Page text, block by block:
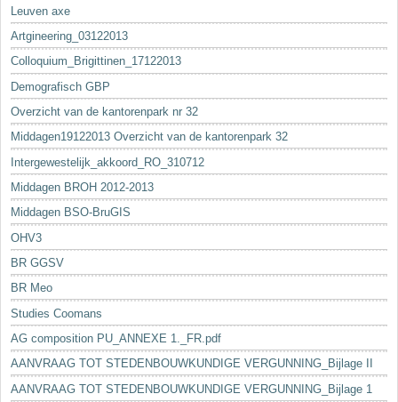
Leuven axe
Artgineering_03122013
Colloquium_Brigittinen_17122013
Demografisch GBP
Overzicht van de kantorenpark nr 32
Middagen19122013 Overzicht van de kantorenpark 32
Intergewestelijk_akkoord_RO_310712
Middagen BROH 2012-2013
Middagen BSO-BruGIS
OHV3
BR GGSV
BR Meo
Studies Coomans
AG composition PU_ANNEXE 1._FR.pdf
AANVRAAG TOT STEDENBOUWKUNDIGE VERGUNNING_Bijlage II
AANVRAAG TOT STEDENBOUWKUNDIGE VERGUNNING_Bijlage 1